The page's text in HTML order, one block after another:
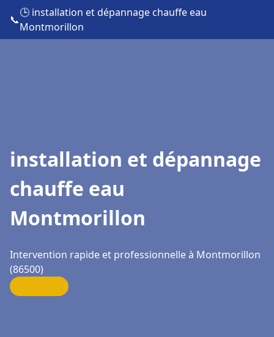
📞
🕒 installation et dépannage chauffe eau
Montmorillon
installation et dépannage
chauffe eau
Montmorillon
Intervention rapide et professionnelle à Montmorillon
(86500)